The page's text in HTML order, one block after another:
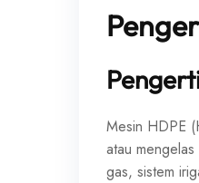
Mesin HDPE
atau
gas, sistem